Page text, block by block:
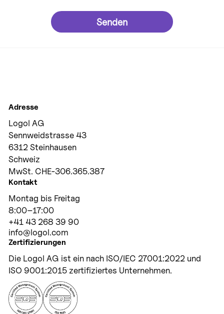
Senden
Adresse
Logol AG
Sennweidstrasse 43
6312 Steinhausen
Schweiz
MwSt. CHE-306.365.387
Kontakt
Montag bis Freitag
8:00–17:00
+41 43 268 39 90
info@logol.com
Zertifizierungen
Die Logol AG ist ein nach ISO/IEC 27001:2022 und
ISO 9001:2015 zertifiziertes Unternehmen.